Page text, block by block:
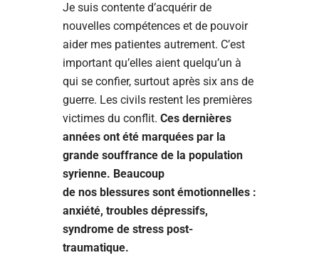
Je suis contente d’acquérir de
nouvelles compétences et de pouvoir
aider mes patientes autrement. C’est
important qu’elles aient quelqu’un à
qui se confier, surtout après six ans de
guerre. Les civils restent les premières
victimes du conflit. Ces dernières
années ont été marquées par la
grande souffrance de la population
syrienne. Beaucoup
de nos blessures sont émotionnelles :
anxiété, troubles dépressifs,
syndrome de stress post-
traumatique.